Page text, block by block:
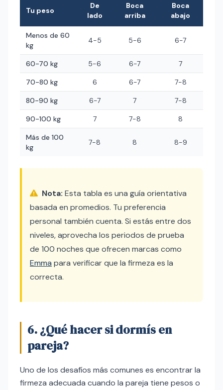
Tu peso
De
lado
Boca
arriba
Boca
abajo
Menos de 60
kg
4-5 5-6 6-7
60-70 kg 5-6 6-7 7
70-80 kg 6 6-7 7-8
80-90 kg 6-7 7 7-8
90-100 kg 7 7-8 8
Más de 100
kg
7-8 8 8-9
Nota: Esta tabla es una guía orientativa
basada en promedios. Tu preferencia
personal también cuenta. Si estás entre dos
niveles, aprovecha los periodos de prueba
de 100 noches que ofrecen marcas como
Emma para verificar que la firmeza es la
correcta.
6. ¿Qué hacer si dormís en
pareja?
Uno de los desafíos más comunes es encontrar la
firmeza adecuada cuando la pareja tiene pesos o